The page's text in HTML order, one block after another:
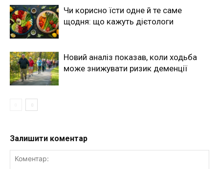
Чи корисно їсти одне й те саме
щодня: що кажуть дієтологи
Новий аналіз показав, коли ходьба
може знижувати ризик деменції
Залишити коментар